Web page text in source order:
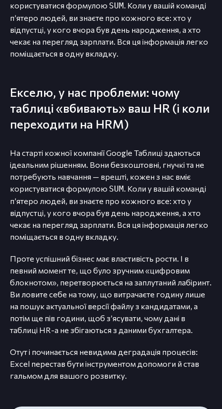
користуватися формулою SUM. Коли у вашій команді
п’ятеро людей, ви знаєте про кожного все: хто у
відпустці, у кого вчора був день народження, а хто
чекає на перегляд зарплати. Вся ця інформація легко
поміщається в одну вкладку.
Екселю, у нас проблеми: чому
таблиці «вбивають» ваш HR (і коли
переходити на HRM)
На старті кожної компанії Google Таблиці здаються
ідеальним рішенням. Вони безкоштовні, гнучкі та не
потребують навчання — врешті, кожен з нас вміє
користуватися формулою SUM. Коли у вашій команді
п’ятеро людей, ви знаєте про кожного все: хто у
відпустці, у кого вчора був день народження, а хто
чекає на перегляд зарплати. Вся ця інформація легко
поміщається в одну вкладку.
Проте успішний бізнес має властивість рости. І в
певний момент те, що було зручним «цифровим
блокнотом», перетворюється на заплутаний лабіринт.
Ви ловите себе на тому, що витрачаєте годину лише
на пошук актуальної версії файлу з кандидатами, а
потім ще пів години, щоб з’ясувати, чому дані в
таблиці HR-а не збігаються з даними бухгалтера.
Отут і починається невидима деградація процесів:
Excel перестав бути інструментом допомоги й став
гальмом для вашого розвитку.